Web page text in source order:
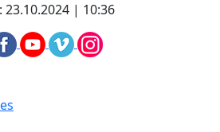
| 10:36